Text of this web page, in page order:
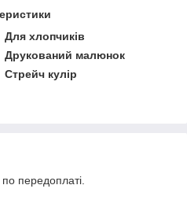
Для хлопчиків
Друкований малюнок
Стрейч кулір
передоплаті.